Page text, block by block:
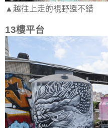
▲越往上走的視野還不錯
13樓平台